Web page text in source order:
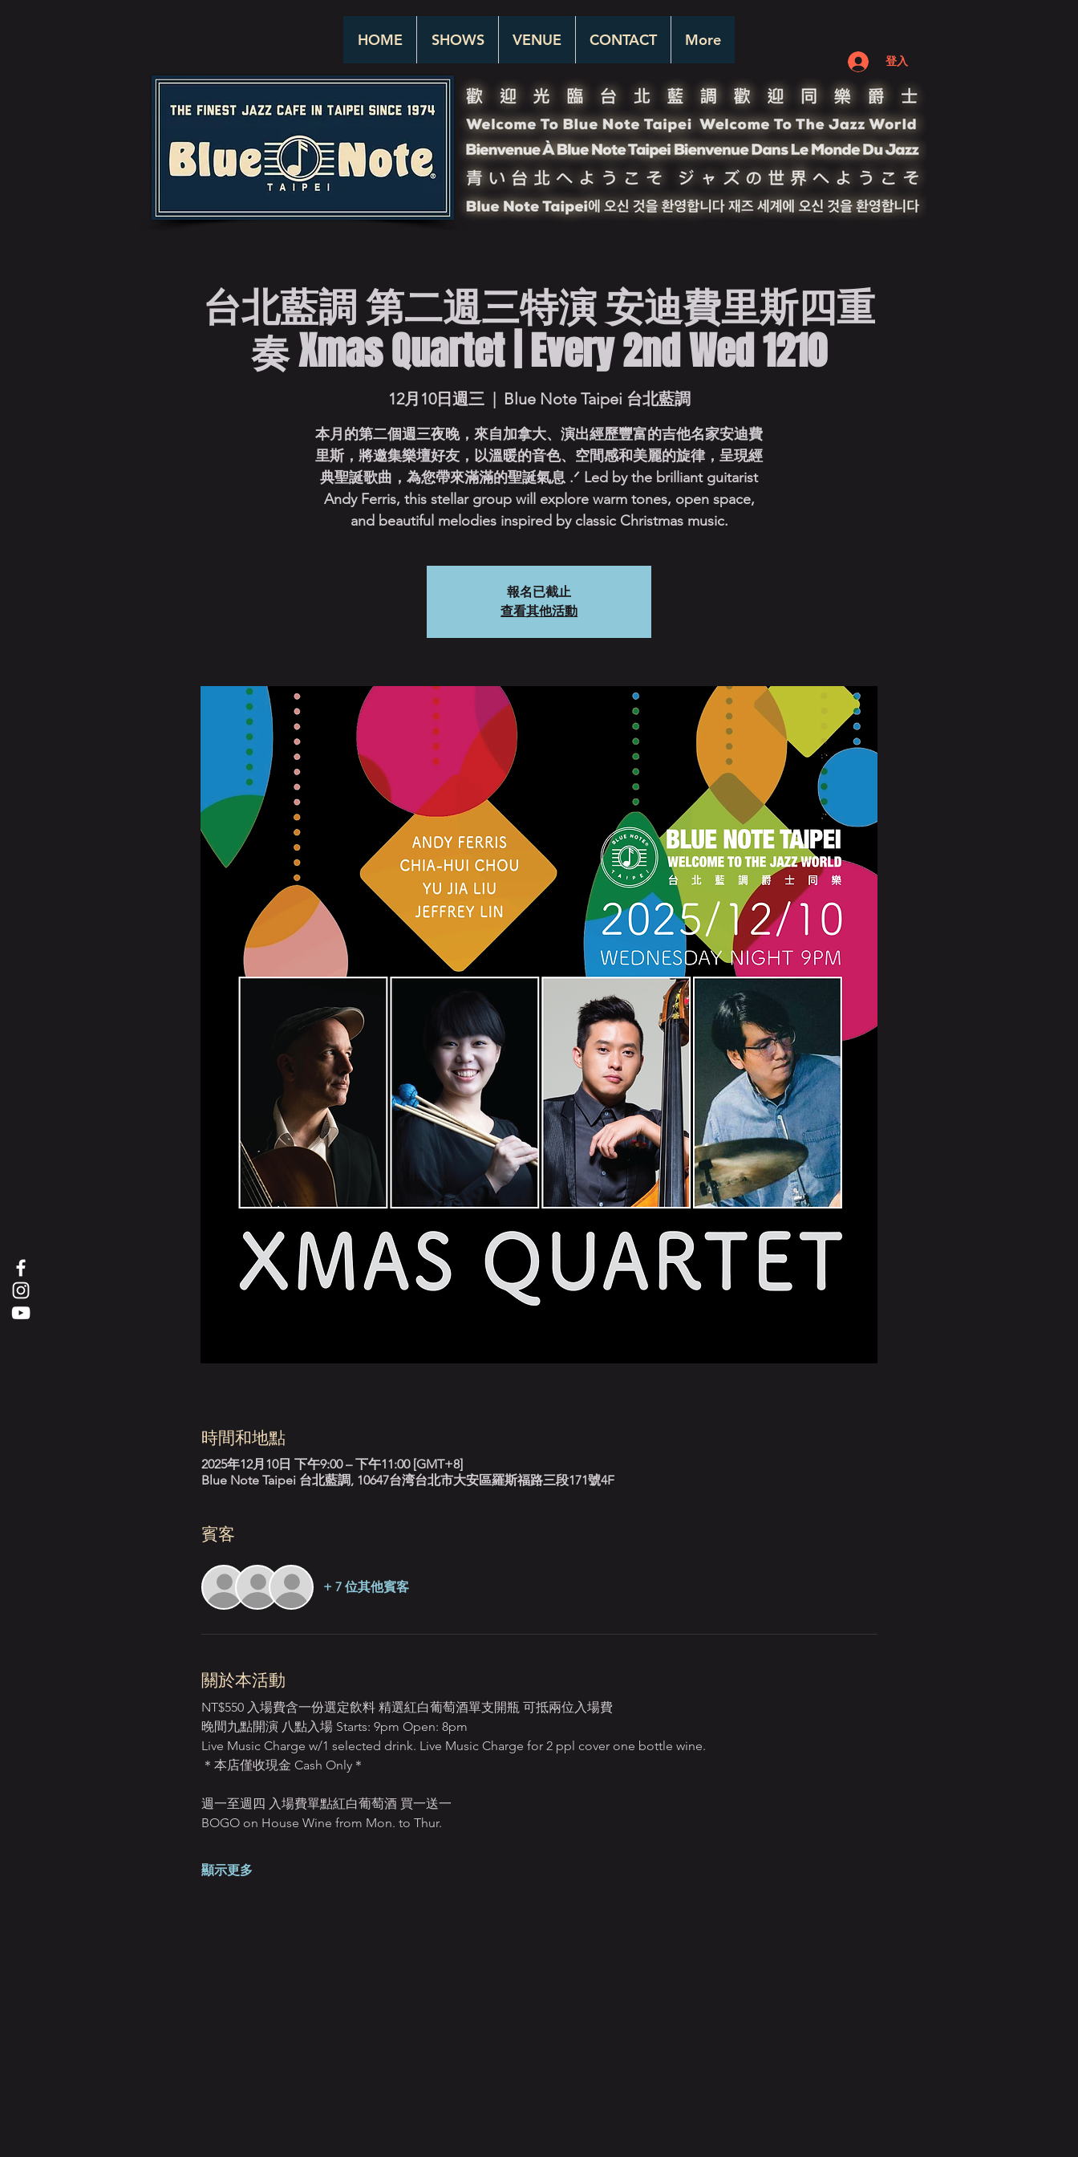
HOME SHOWS VENUE CONTACT More
登入
台北藍調 第二週三特演 安迪費里斯四重
奏 Xmas Quartet | Every 2nd Wed 1210
12月10日週三
  |
Blue Note Taipei 台北藍調
本月的第二個週三夜晚，來自加拿大、演出經歷豐富的吉他名家安迪費
里斯，將邀集樂壇好友，以溫暖的音色、空間感和美麗的旋律，呈現經
典聖誕歌曲，為您帶來滿滿的聖誕氣息 .ᐟ Led by the brilliant guitarist
Andy Ferris, this stellar group will explore warm tones, open space,
and beautiful melodies inspired by classic Christmas music.
報名已截止
查看其他活動
時間和地點
2025年12月10日 下午9:00 – 下午11:00 [GMT+8]
Blue Note Taipei 台北藍調, 10647台湾台北市大安區羅斯福路三段171號4F
賓客
+ 7 位其他賓客
關於本活動
NT$550 入場費含一份選定飲料 精選紅白葡萄酒單支開瓶 可抵兩位入場費
晚間九點開演 八點入場 Starts: 9pm Open: 8pm
Live Music Charge w/1 selected drink. Live Music Charge for 2 ppl cover one bottle wine.
＊本店僅收現金 Cash Only＊
週一至週四 入場費單點紅白葡萄酒 買一送一
BOGO on House Wine from Mon. to Thur.
顯示更多